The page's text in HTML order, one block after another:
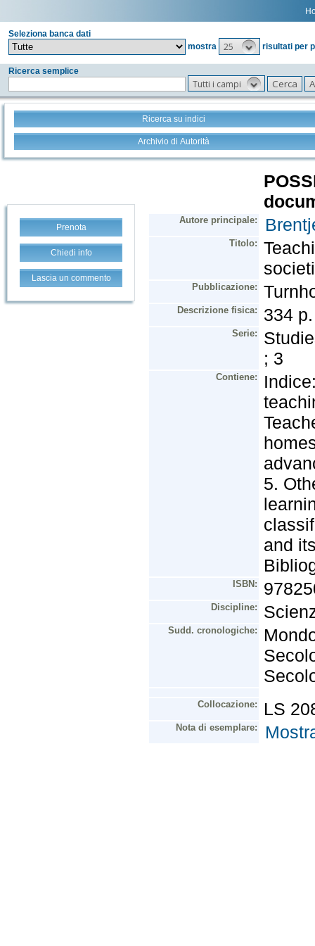
Seleziona banca dati
mostra
25 risultati per
Ricerca semplice
Tutti i campi
Ricerca su indici
Archivio di Autorità
Prenota
Chiedi info
Lascia un commento